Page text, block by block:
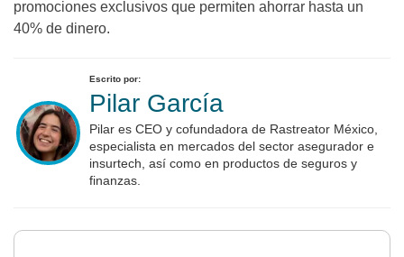
promociones exclusivos que permiten ahorrar hasta un
40% de dinero.
Escrito por:
Pilar García
Pilar es CEO y cofundadora de Rastreator México,
especialista en mercados del sector asegurador e
insurtech, así como en productos de seguros y
finanzas.